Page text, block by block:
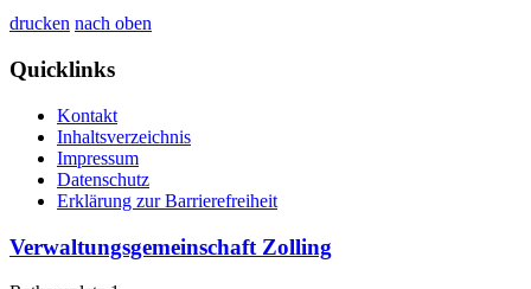
drucken nach oben
Quicklinks
Kontakt
Inhaltsverzeichnis
Impressum
Datenschutz
Erklärung zur Barrierefreiheit
Verwaltungsgemeinschaft Zolling